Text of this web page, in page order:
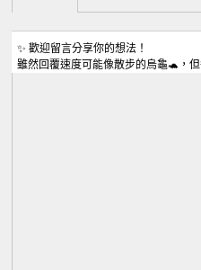
✨ 歡迎留言分享你的想法！
雖然回覆速度可能像散步的烏龜🐢，